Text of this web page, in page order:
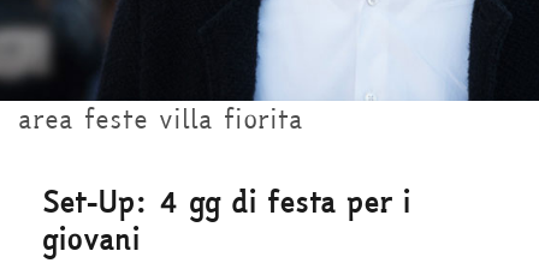
area feste villa fiorita
Set-Up: 4 gg di festa per i
giovani